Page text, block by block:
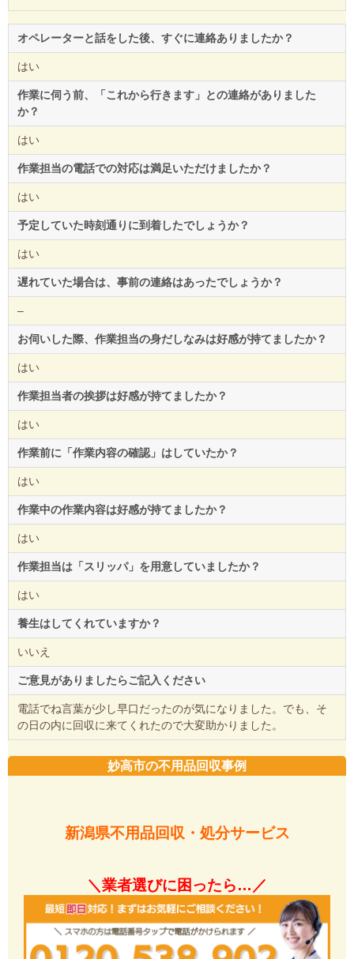
オペレーターと話をした後、すぐに連絡ありましたか？
はい
作業に伺う前、「これから行きます」との連絡がありました
か？
はい
作業担当の電話での対応は満足いただけましたか？
はい
予定していた時刻通りに到着したでしょうか？
はい
遅れていた場合は、事前の連絡はあったでしょうか？
–
お伺いした際、作業担当の身だしなみは好感が持てましたか？
はい
作業担当者の挨拶は好感が持てましたか？
はい
作業前に「作業内容の確認」はしていたか？
はい
作業中の作業内容は好感が持てましたか？
はい
作業担当は「スリッパ」を用意していましたか？
はい
養生はしてくれていますか？
いいえ
ご意見がありましたらご記入ください
電話でね言葉が少し早口だったのが気になりました。でも、そ
の日の内に回収に来てくれたので大変助かりました。
妙高市の不用品回収事例
新潟県不用品回収・処分サービス
＼業者選びに困ったら…／